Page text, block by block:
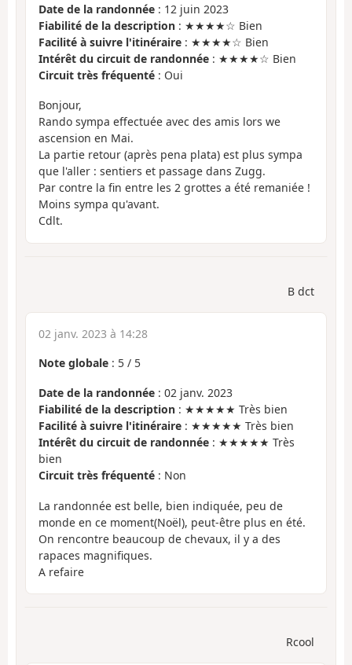
Date de la randonnée : 12 juin 2023
Fiabilité de la description : ★★★★☆ Bien
Facilité à suivre l'itinéraire : ★★★★☆ Bien
Intérêt du circuit de randonnée : ★★★★☆ Bien
Circuit très fréquenté : Oui
Bonjour,
Rando sympa effectuée avec des amis lors we
ascension en Mai.
La partie retour (après pena plata) est plus sympa
que l'aller : sentiers et passage dans Zugg.
Par contre la fin entre les 2 grottes a été remaniée !
Moins sympa qu'avant.
Cdlt.
B dct
02 janv. 2023 à 14:28
Note globale : 5 / 5
Date de la randonnée : 02 janv. 2023
Fiabilité de la description : ★★★★★ Très bien
Facilité à suivre l'itinéraire : ★★★★★ Très bien
Intérêt du circuit de randonnée : ★★★★★ Très
bien
Circuit très fréquenté : Non
La randonnée est belle, bien indiquée, peu de
monde en ce moment(Noël), peut-être plus en été.
On rencontre beaucoup de chevaux, il y a des
rapaces magnifiques.
A refaire
Rcool